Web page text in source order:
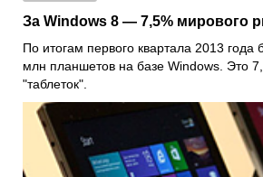
За Windows 8 — 7,5% мирового
По итогам первого квартала 2013 года
млн планшетов на базе Windows. Это
"таблеток".